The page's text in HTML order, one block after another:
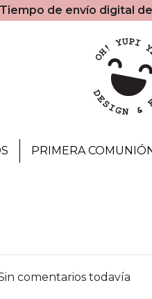
Tiempo de envío digital
PRIMERA
comentarios todavía